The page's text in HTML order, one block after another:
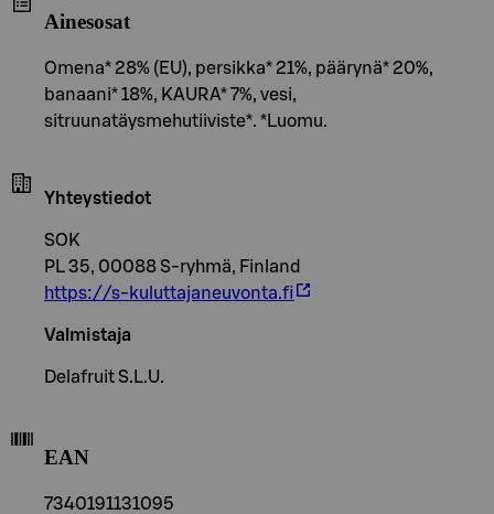
Ainesosat
Omena* 28% (EU), persikka* 21%, päärynä* 20%,
banaani* 18%, KAURA* 7%, vesi,
sitruunatäysmehutiiviste*. *Luomu.
Yhteystiedot
SOK
PL 35, 00088 S-ryhmä, Finland
https://s-kuluttajaneuvonta.fi
Valmistaja
Delafruit S.L.U.
EAN
7340191131095